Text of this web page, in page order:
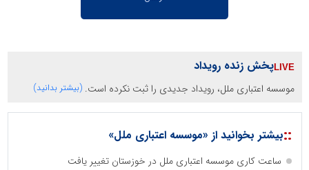
پخش زنده رویداد
موسسه اعتباری ملل، رویداد جدیدی را ثبت نکرده است. (بیشتر بدانید)
::بیشتر بخوانید از «موسسه اعتباری ملل»
ساعت کاری موسسه اعتباری ملل در خوزستان تغییر یافت